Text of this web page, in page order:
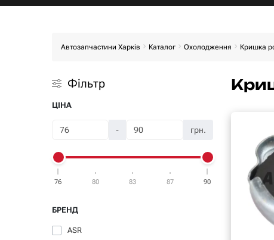
Автозапчастини Харків Каталог Охолодження Кришка
Фільтр
ЦІНА
- грн.
76 80 83 87 90
БРЕНД
ASR